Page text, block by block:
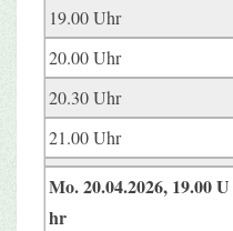
19.00 Uhr
20.00 Uhr
20.30 Uhr
21.00 Uhr
Mo. 20.04.2026, 19.00 U
hr